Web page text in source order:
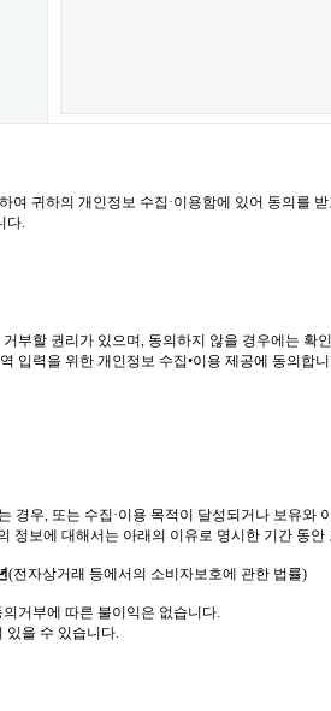
귀하의 개인정보 수집·이용함에 있어 동의를
다.
부할 권리가 있으며, 동의하지 않을 경우에는 확
입력을 위한 개인정보 수집•이용 제공에 동의합니
경우, 또는 수집·이용 목적이 달성되거나 보유와
정보에 대해서는 아래의 이유로 명시한 기간 동안
(전자상거래 등에서의 소비자보호에 관한 법률)
거부에 따른 불이익은 없습니다.
있을 수 있습니다.